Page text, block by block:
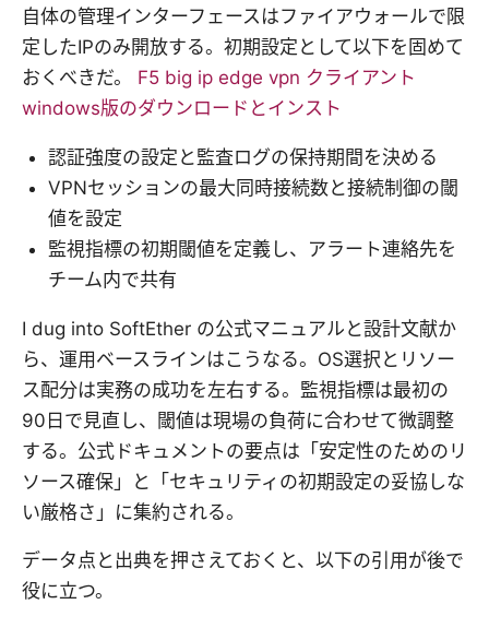
自体の管理インターフェースはファイアウォールで限
定したIPのみ開放する。初期設定として以下を固めて
おくべきだ。 F5 big ip edge vpn クライアント
windows版のダウンロードとインスト
認証強度の設定と監査ログの保持期間を決める
VPNセッションの最大同時接続数と接続制御の閾
値を設定
監視指標の初期閾値を定義し、アラート連絡先を
チーム内で共有
I dug into SoftEther の公式マニュアルと設計文献か
ら、運用ベースラインはこうなる。OS選択とリソー
ス配分は実務の成功を左右する。監視指標は最初の
90日で見直し、閾値は現場の負荷に合わせて微調整
する。公式ドキュメントの要点は「安定性のためのリ
ソース確保」と「セキュリティの初期設定の妥協しな
い厳格さ」に集約される。
データ点と出典を押さえておくと、以下の引用が後で
役に立つ。